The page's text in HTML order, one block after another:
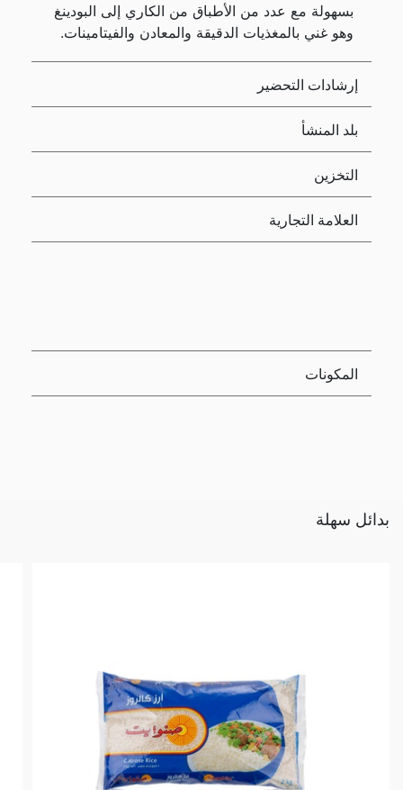
بسهولة مع عدد من الأطباق من الكاري إلى البودينغ
وهو غني بالمغذيات الدقيقة والمعادن والفيتامينات.
إرشادات التحضير
بلد المنشأ
التخزين
العلامة التجارية
المكونات
بدائل سهلة